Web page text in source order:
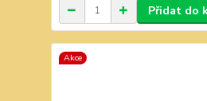
Přidat do
Akce